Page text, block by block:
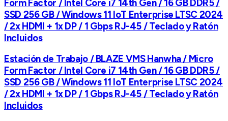
Form Factor / Intel Core i7 14th Gen / 16 GB DDR5 /
SSD 256 GB / Windows 11 IoT Enterprise LTSC 2024
/ 2x HDMI + 1x DP / 1 Gbps RJ-45 / Teclado y Ratón
Incluidos
Estación de Trabajo / BLAZE VMS Hanwha / Micro
Form Factor / Intel Core i7 14th Gen / 16 GB DDR5 /
SSD 256 GB / Windows 11 IoT Enterprise LTSC 2024
/ 2x HDMI + 1x DP / 1 Gbps RJ-45 / Teclado y Ratón
Incluidos